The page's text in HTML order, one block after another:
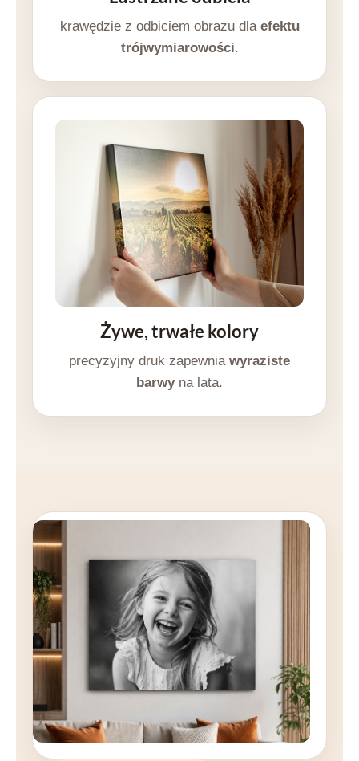
krawędzie z odbiciem obrazu dla efektu
trójwymiarowości.
Żywe, trwałe kolory
precyzyjny druk zapewnia wyraziste
barwyna lata.